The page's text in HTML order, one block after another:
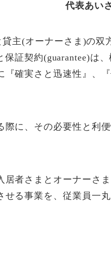
代表あい
主(オーナーさま)の
証契約(guarantee)は
確実さと迅速性』、
際に、その必要性と利
居者さまとオーナーさ
る事業を、従業員一